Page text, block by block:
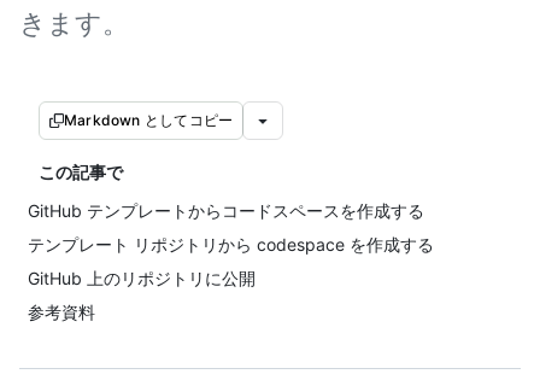
きます。
Markdown としてコピー
この記事で
GitHub テンプレートからコードスペースを作成する
テンプレート リポジトリから codespace を作成する
GitHub 上のリポジトリに公開
参考資料